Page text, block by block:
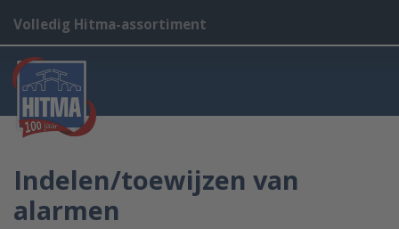
Volledig Hitma-assortiment
Indelen/toewijzen van
alarmen